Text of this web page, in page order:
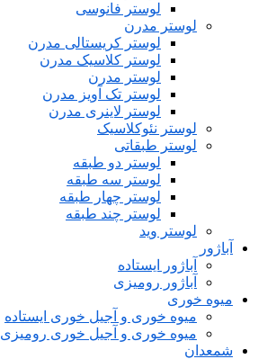
لوستر فانوسی
لوستر مدرن
لوستر کریستالی مدرن
لوستر کلاسیک مدرن
لوستر مدرن
لوستر تک آویز مدرن
لوستر لاینری مدرن
لوستر نئوکلاسیک
لوستر طبقاتی
لوستر دو طبقه
لوستر سه طبقه
لوستر چهار طبقه
لوستر چند طبقه
لوستر وید
آباژور
آباژور ایستاده
آباژور رومیزی
میوه خوری
میوه خوری و آجیل خوری ایستاده
میوه خوری و آجیل خوری رومیزی
شمعدان